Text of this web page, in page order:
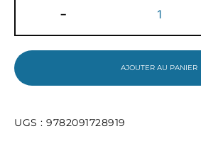
-
de
Terminale
-
Spécialité -
2020
AJOUTER AU PANIER
UGS : 9782091728919